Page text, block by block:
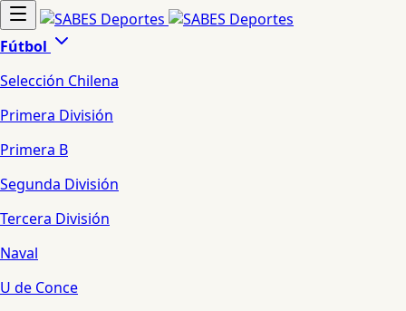
Fútbol
Selección Chilena
Primera División
Primera B
Segunda División
Tercera División
Naval
U de Conce